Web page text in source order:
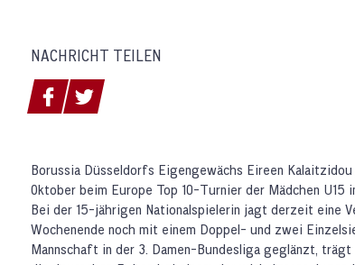
NACHRICHT TEILEN
Borussia Düsseldorfs Eigengewächs Eireen
Oktober beim Europe Top 10-Turnier der Mädchen U15
Bei der 15-jährigen Nationalspielerin jagt derzeit eine
Wochenende noch mit einem Doppel- und zwei
Mannschaft in der 3. Damen-Bundesliga geglänzt,